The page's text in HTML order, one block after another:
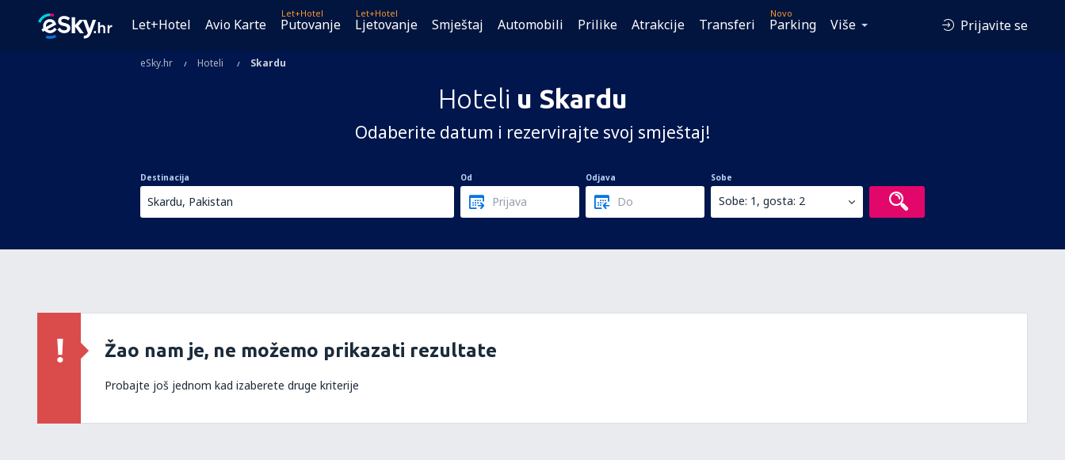
Let+Hotel Avio Karte
Let+Hotel
Putovanje
Let+Hotel
Ljetovanje Smještaj Automobili Prilike Atrakcije Transferi
Novo
Parking Više Prijavite se
eSky.hr Hoteli Skardu
Hoteli u Skardu
Odaberite datum i rezervirajte svoj smještaj!
Destinacija Od Odjava Sobe
Sobe: 1, gosta: 2
Žao nam je, ne možemo prikazati rezultate
Probajte još jednom kad izaberete druge kriterije